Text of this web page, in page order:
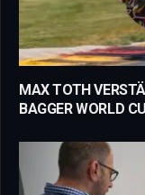
MAX TOTH
BAGGER WORLD